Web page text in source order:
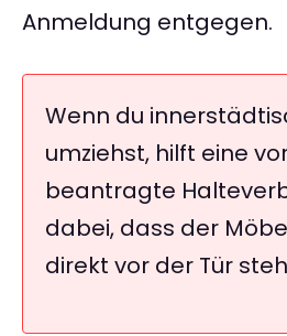
Anmeldung entgegen.
Wenn du
umziehst, hilft eine
beantragte
dabei, dass der
direkt vor der Tür